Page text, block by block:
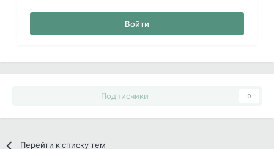
Войти
Подписчики 0
Перейти к списку тем